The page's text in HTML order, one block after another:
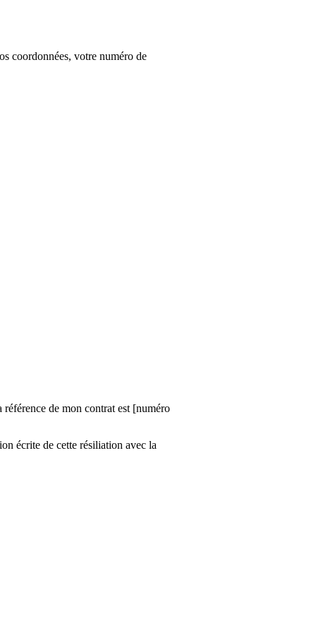
coordonnées, votre numéro de
de mon contrat est [numéro
écrite de cette résiliation avec la